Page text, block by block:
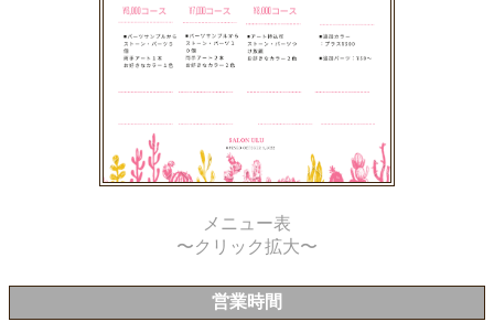
メニュー表
〜クリック拡大〜
営業時間